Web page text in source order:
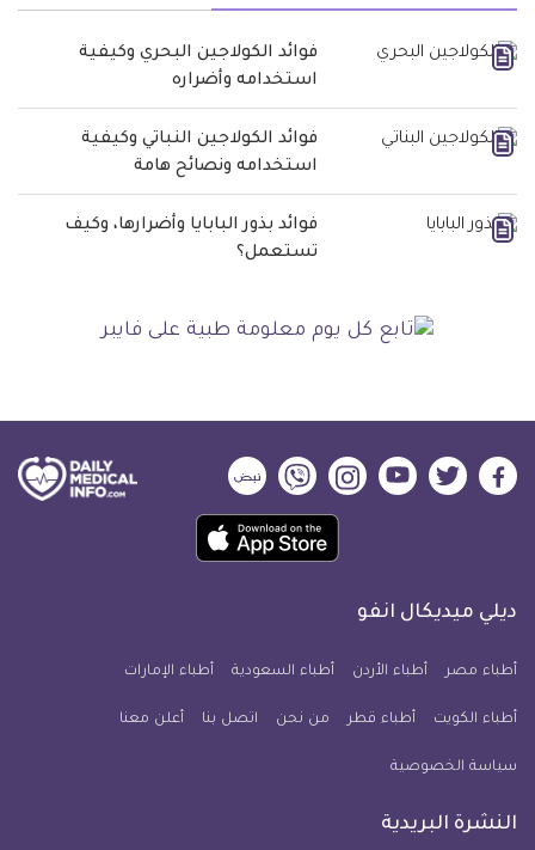
فوائد الكولاجين البحري وكيفية
استخدامه وأضراره
فوائد الكولاجين النباتي وكيفية
استخدامه ونصائح هامة
فوائد بذور البابايا وأضرارها، وكيف
تستعمل؟
ديلي
فيسبوك
ديلي
تويتر
ديلي
ميديكال
يوتيوب
ديلي
ميديكال
انفو
ديلي
ميديكال
انفو
ديلي
ميديكال
انفو
حمل
تطبيق
معلومة
للآيفون
ديلي ميديكال انفو
أطباء مصر أطباء الأردن أطباء السعودية أطباء الإمارات
أطباء الكويت أطباء قطر من نحن اتصل بنا أعلن معنا
سياسة الخصوصية
النشرة البريدية